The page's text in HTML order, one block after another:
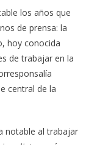
los años que
de prensa: la
hoy conocida
de trabajar en la
central de la
notable al trabajar